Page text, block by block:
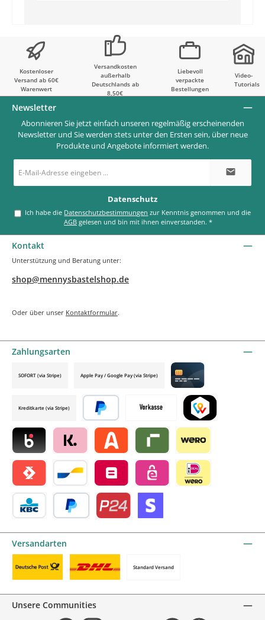
Kostenloser
Versand ab 60€
Warenwert
Versandkosten
außerhalb
Deutschlands ab
8,50€
Liebevoll
verpackte
Bestellungen
Video-
Tutorials
Newsletter
Abonnieren Sie jetzt einfach unseren regelmäßig erscheinenden
Newsletter und Sie werden stets unter den Ersten sein, über neue
Produkte und Angebote informiert werden.
E-
Mail-
*
Datenschutz
Ich habe die Datenschutzbestimmungen
AGB gelesen und bin mit ihnen einverstanden.*
Kontakt
Unterstützung und Beratung unter:
shop@mennysbastelshop.de
Oder über unser Kontaktformular.
Zahlungsarten
Vorkasse TWINT by mollie
Blik by mollieKlarna by mollieAlma by mollieRiverty by mollie
Wero
Satispay by mollieBancontact by mollie
Belfius by mollieeps by mollie
SOFORT (via Stripe) Apple Pay / Google Pay (via Stripe)
Credit card by mollie
Kreditkarte (via Stripe)
Später bezahlen
Versandarten
Standard Versand
Unsere Communities